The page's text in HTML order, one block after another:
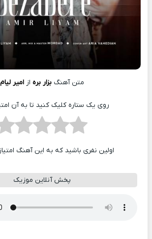
متن آهنگبزار بره ازامیر لیام
روی یک ستاره کلیک کنید تا به آن
اولین نفری باشید که به این آهنگ
پخش آنلاین موزیک